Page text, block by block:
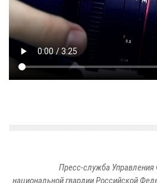
Пресс-служба
национальной гвардии Российской